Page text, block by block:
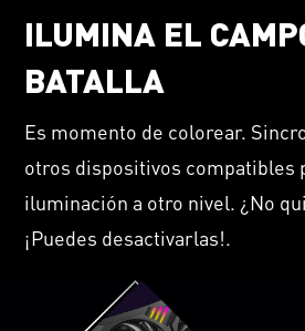
ILUMINA EL
BATALLA
Es momento de colorear.
otros dispositivos compatibles
iluminación a otro nivel. ¿No
¡Puedes desactivarlas!.